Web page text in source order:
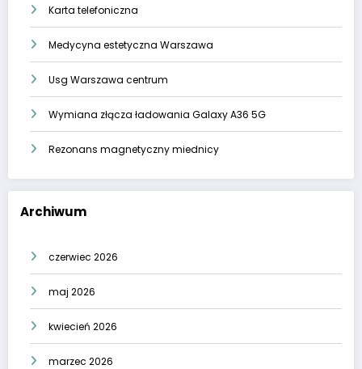
Karta telefoniczna
Medycyna estetyczna Warszawa
Usg Warszawa centrum
Wymiana złącza ładowania Galaxy A36 5G
Rezonans magnetyczny miednicy
Archiwum
czerwiec 2026
maj 2026
kwiecień 2026
marzec 2026